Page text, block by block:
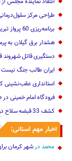
طراحی مرکز
برنامه‌ریزی 60 پرواز تبریز – مشهد برای ایام پایانی ماه صفر
هشدار برق گیلان به پرمصرف‌ها؛ قطع 30
دستگیری قاتل شهروند
ایران طالب جنگ
استانداری عقب‌نشینی
فرودگاه امام خمینی
کشف 33 قبضه سلاح در مرزهای آذربایجان غربی
اخبار مهم استانی:
محمد درشهر کرمان